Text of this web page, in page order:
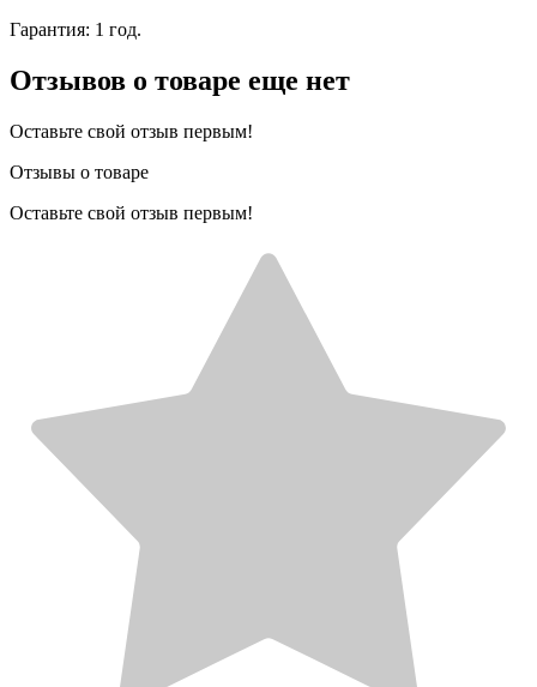
Гарантия: 1 год.
Отзывов о товаре еще нет
Оставьте свой отзыв первым!
Отзывы о товаре
Оставьте свой отзыв первым!